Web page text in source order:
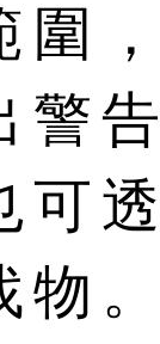
圍
警
可
物